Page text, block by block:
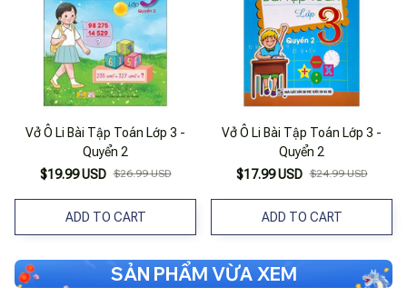
Vở Ô Li Bài Tập Toán Lớp 3 -
Quyển 2
$19.99 USD $26.99 USD
ADD TO CART
Vở Ô Li Bài Tập Toán Lớp 3 -
Quyển 2
$17.99 USD $24.99 USD
ADD TO CART
SẢN PHẨM VỪA XEM